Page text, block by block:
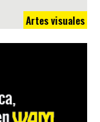
Artes visuales